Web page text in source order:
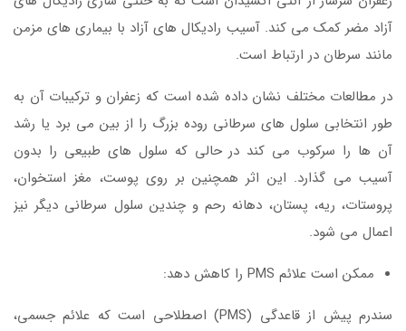
آزاد مضر کمک می کند. آسیب رادیکال های آزاد با بیماری های مزمن
مانند سرطان در ارتباط است.
در مطالعات مختلف نشان داده شده است که زعفران و ترکیبات آن به
طور انتخابی سلول های سرطانی روده بزرگ را از بین می برد یا رشد
آن ها را سرکوب می کند در حالی که سلول های طبیعی را بدون
آسیب می گذارد. این اثر همچنین بر روی پوست، مغز استخوان،
پروستات، ریه، پستان، دهانه رحم و چندین سلول سرطانی دیگر نیز
اعمال می شود.
ممکن است علائم PMS را کاهش دهد:
سندرم پیش از قاعدگی (PMS) اصطلاحی است که علائم جسمی،